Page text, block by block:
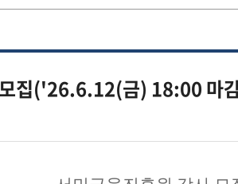
모집('26.6.12(금) 18:00 마